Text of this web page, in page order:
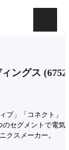
ングス (6752
ブ」「コネクト」
のセグメントで電気
クスメーカー。